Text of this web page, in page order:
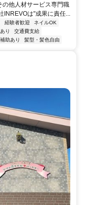
の他人材サービス専門職
は"成果に責任...
経験者歓迎
ネイルOK
り
交通費支給
助あり 髪型・髪色自由